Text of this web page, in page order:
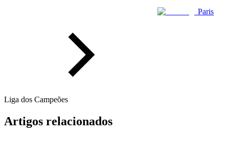
Paris
Liga dos Campeões
Artigos relacionados